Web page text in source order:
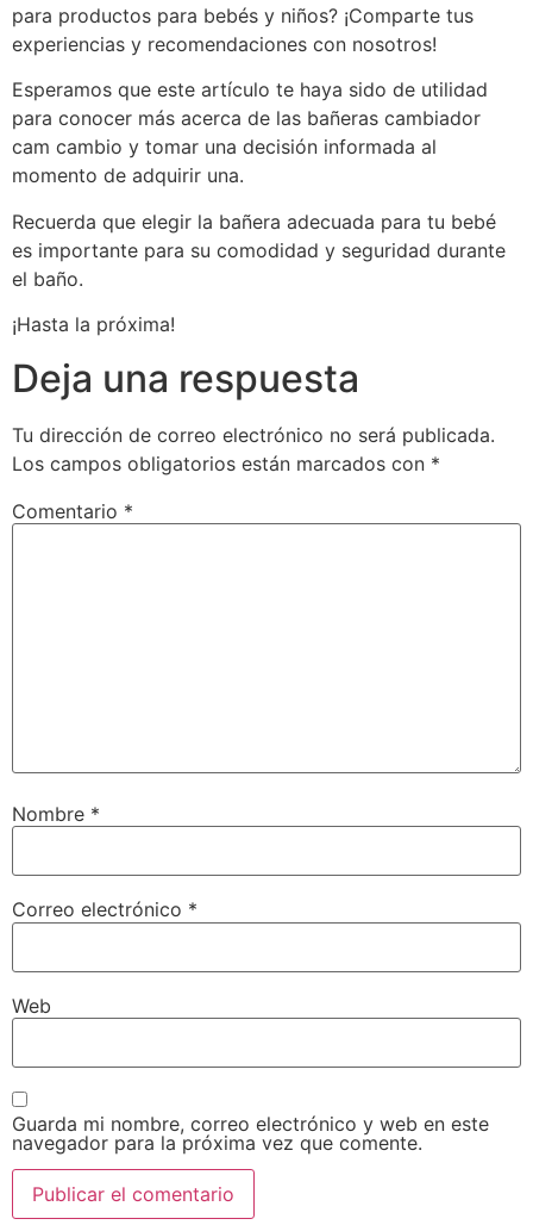
para productos para bebés y niños? ¡Comparte tus
experiencias y recomendaciones con nosotros!
Esperamos que este artículo te haya sido de utilidad
para conocer más acerca de las bañeras cambiador
cam cambio y tomar una decisión informada al
momento de adquirir una.
Recuerda que elegir la bañera adecuada para tu bebé
es importante para su comodidad y seguridad durante
el baño.
¡Hasta la próxima!
Deja una respuesta
Tu dirección de correo electrónico no será publicada.
Los campos obligatorios están marcados con *
Comentario *
Nombre *
Correo electrónico *
Web
Guarda mi nombre, correo electrónico y web en este
navegador para la próxima vez que comente.